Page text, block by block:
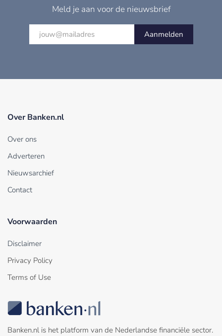
Meld je aan voor de nieuwsbrief
Aanmelden
Over Banken.nl
Over ons
Adverteren
Nieuwsarchief
Contact
Voorwaarden
Disclaimer
Privacy Policy
Terms of Use
Banken.nl is het platform van de Nederlandse financiële sector.